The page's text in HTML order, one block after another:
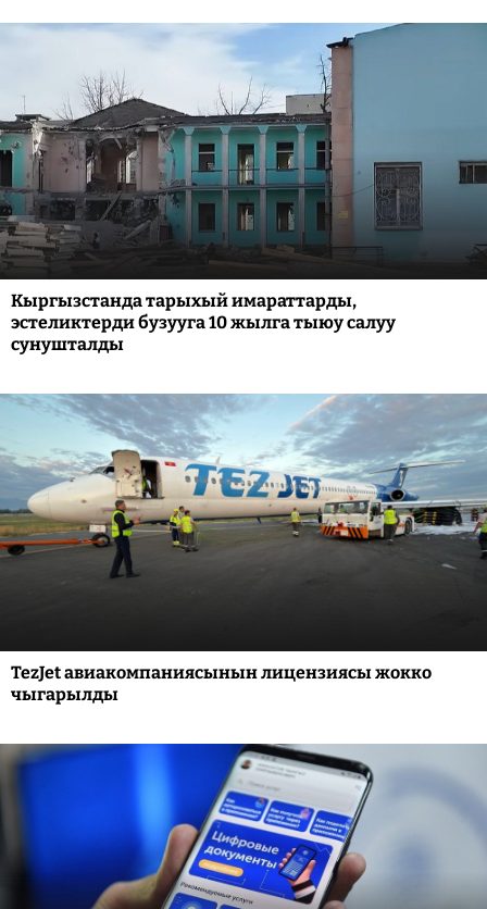
Кыргызстанда тарыхый имараттарды,
эстеликтерди бузууга 10 жылга тыюу салуу
сунушталды
TezJet авиакомпаниясынын лицензиясы жокко
чыгарылды